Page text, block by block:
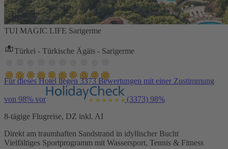
TUI MAGIC LIFE Sarigerme
Türkei - Türkische Ägäis - Sarigerme
Für dieses Hotel liegen 3373 Bewertungen mit einer Zustimmung
von 98% vor (3373) 98%
8-tägige Flugreise, DZ inkl. AI
Direkt am traumhaften Sandstrand in idyllischer Bucht
Vielfältiges Sportprogramm mit Wassersport, Tennis & Fitness